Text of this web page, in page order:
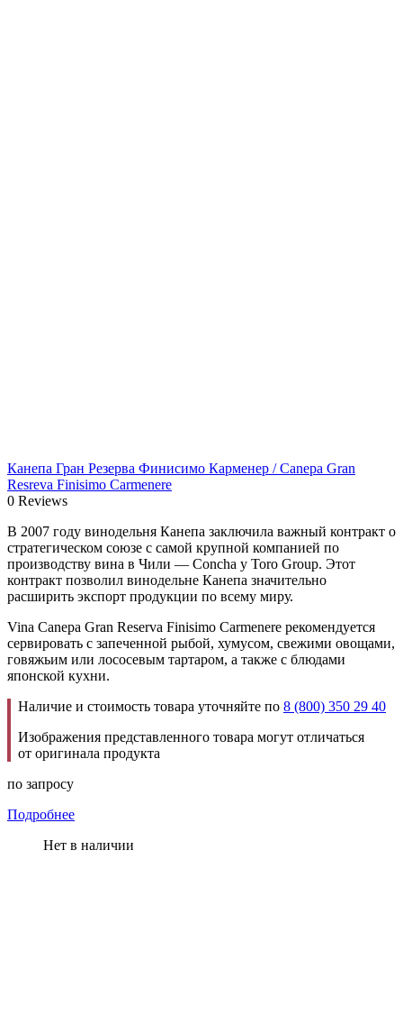
Канепа Гран Резерва Финисимо Карменер / Canepa Gran
Resreva Finisimo Carmenere
0 Reviews
В 2007 году винодельня Канепа заключила важный контракт о
стратегическом союзе с самой крупной компанией по
производству вина в Чили — Concha y Toro Group. Этот
контракт позволил винодельне Канепа значительно
расширить экспорт продукции по всему миру.
Vina Canepa Gran Reserva Finisimo Carmenere рекомендуется
сервировать с запеченной рыбой, хумусом, свежими овощами,
говяжьим или лососевым тартаром, а также с блюдами
японской кухни.
Наличие и стоимость товара уточняйте по 8 (800) 350 29 40
Изображения представленного товара могут отличаться
от оригинала продукта
по запросу
Подробнее
Нет в наличии